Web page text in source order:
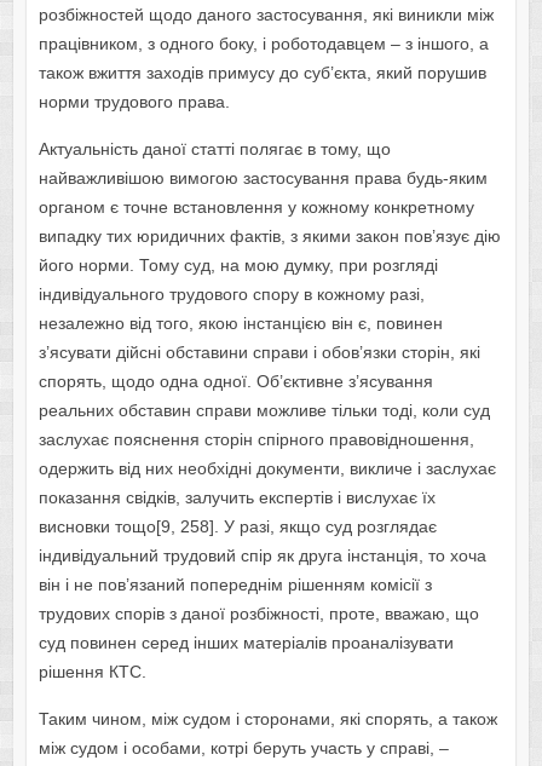
розбіжностей щодо даного застосування, які виникли між
працівником, з одного боку, і роботодавцем – з іншого, а
також вжиття заходів примусу до суб’єкта, який порушив
норми трудового права.
Актуальність даної статті полягає в тому, що
найважливішою вимогою застосування права будь-яким
органом є точне встановлення у кожному конкретному
випадку тих юридичних фактів, з якими закон пов’язує дію
його норми. Тому суд, на мою думку, при розгляді
індивідуального трудового спору в кожному разі,
незалежно від того, якою інстанцією він є, повинен
з’ясувати дійсні обставини справи і обов’язки сторін, які
спорять, щодо одна одної. Об’єктивне з’ясування
реальних обставин справи можливе тільки тоді, коли суд
заслухає пояснення сторін спірного правовідношення,
одержить від них необхідні документи, викличе і заслухає
показання свідків, залучить експертів і вислухає їх
висновки тощо[9, 258]. У разі, якщо суд розглядає
індивідуальний трудовий спір як друга інстанція, то хоча
він і не пов’язаний попереднім рішенням комісії з
трудових спорів з даної розбіжності, проте, вважаю, що
суд повинен серед інших матеріалів проаналізувати
рішення КТС.
Таким чином, між судом і сторонами, які спорять, а також
між судом і особами, котрі беруть участь у справі, –